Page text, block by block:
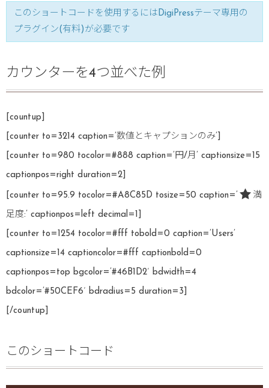
このショートコードを使用するにはDigiPressテーマ専用の
プラグイン(有料)が必要です
カウンターを4つ並べた例
[countup]
[counter to=3214 caption=’数値とキャプションのみ’]
[counter to=980 tocolor=#888 caption=’円/月’ captionsize=15
captionpos=right duration=2]
[counter to=95.9 tocolor=#A8C85D tosize=50 caption=’ 満
足度:’ captionpos=left decimal=1]
[counter to=1254 tocolor=#fff tobold=0 caption=’Users’
captionsize=14 captioncolor=#fff captionbold=0
captionpos=top bgcolor=’#46B1D2′ bdwidth=4
bdcolor=’#50CEF6′ bdradius=5 duration=3]
[/countup]
このショートコード